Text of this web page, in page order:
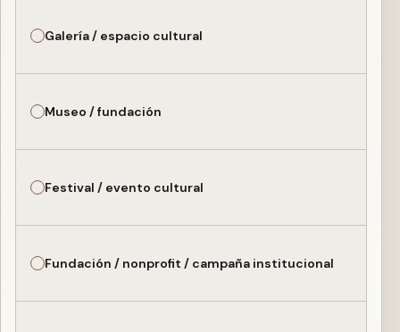
Galería / espacio cultural
Museo / fundación
Festival / evento cultural
Fundación / nonprofit / campaña institucional